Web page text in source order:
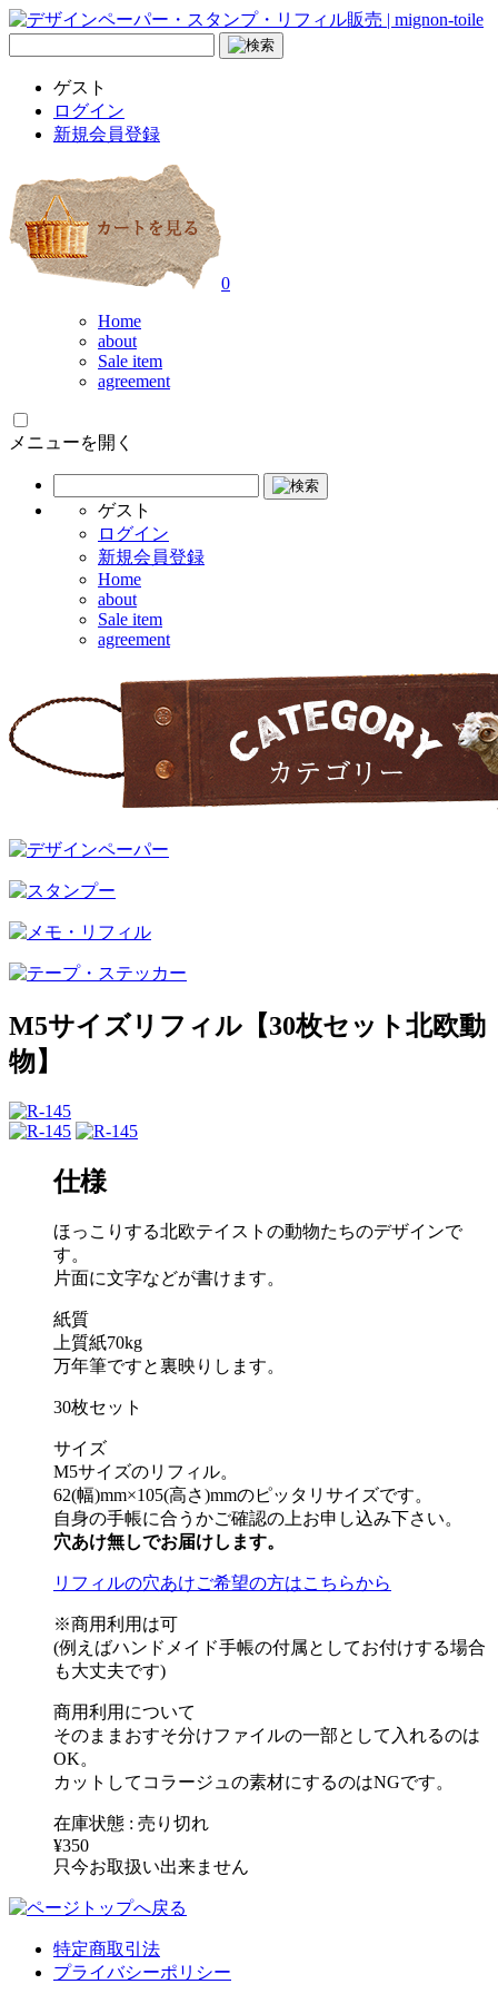
ゲスト
ログイン
新規会員登録
0
Home
about
Sale item
agreement
メニューを開く
ゲスト
ログイン
新規会員登録
Home
about
Sale item
agreement
M5サイズリフィル【30枚セット北欧動
物】
仕様
ほっこりする北欧テイストの動物たちのデザインで
す。
片面に文字などが書けます。
紙質
上質紙70kg
万年筆ですと裏映りします。
30枚セット
サイズ
M5サイズのリフィル。
62(幅)mm×105(高さ)mmのピッタリサイズです。
自身の手帳に合うかご確認の上お申し込み下さい。
穴あけ無しでお届けします。
リフィルの穴あけご希望の方はこちらから
※商用利用は可
(例えばハンドメイド手帳の付属としてお付けする場合
も大丈夫です)
商用利用について
そのままおすそ分けファイルの一部として入れるのは
OK。
カットしてコラージュの素材にするのはNGです。
在庫状態 : 売り切れ
¥350
只今お取扱い出来ません
特定商取引法
プライバシーポリシー